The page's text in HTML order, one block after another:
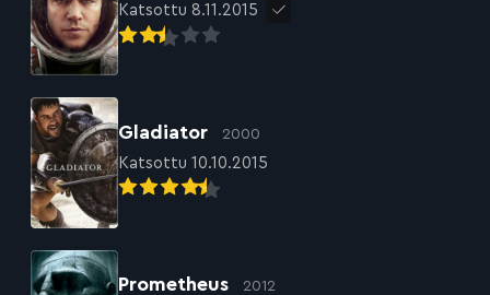
Katsottu 8.11.2015
Gladiator 2000
Katsottu 10.10.2015
Prometheus 2012